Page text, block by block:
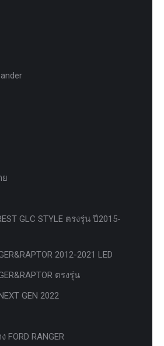
ย
GLC STYLE ตรงรุ่น ปี2015-
2012-2021 LED
ตรงรุ่น
GEN 2022
RANGER